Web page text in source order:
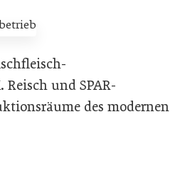
und SPAR-
des modernen